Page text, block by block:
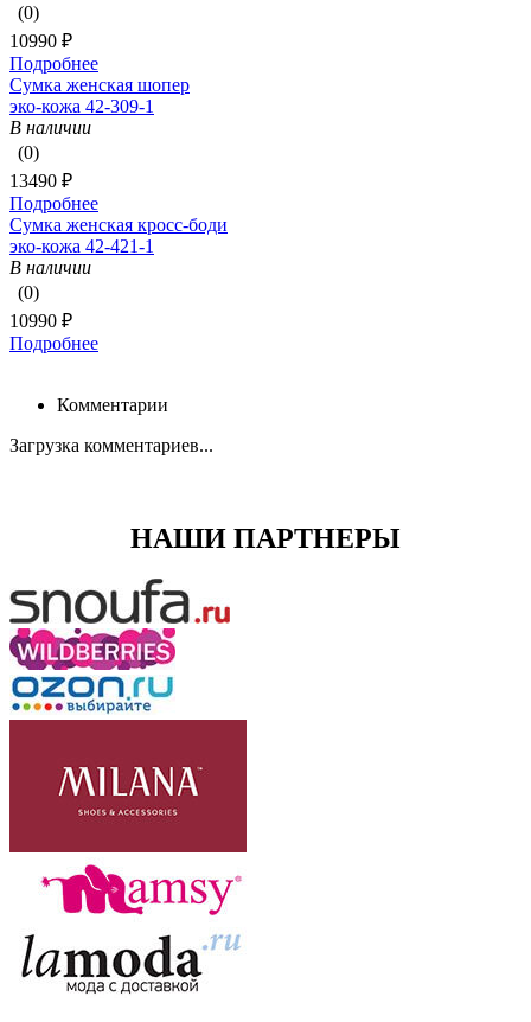
(0)
10990 ₽
Подробнее
Сумка женская шопер
эко-кожа 42-309-1
В наличии
(0)
13490 ₽
Подробнее
Сумка женская кросс-боди
эко-кожа 42-421-1
В наличии
(0)
10990 ₽
Подробнее
Комментарии
Загрузка комментариев...
НАШИ ПАРТНЕРЫ